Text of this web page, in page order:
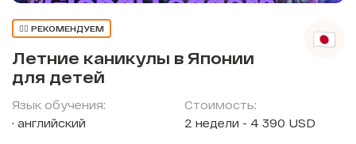
👍🏼 РЕКОМЕНДУЕМ
Летние каникулы в Японии
для детей
Язык обучения:
английский
Стоимость:
2 недели - 4 390 USD